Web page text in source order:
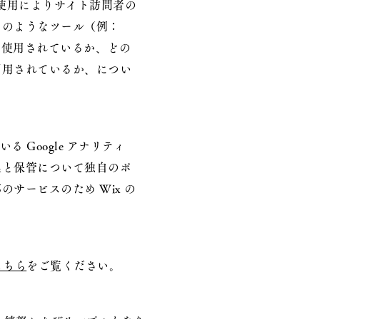
用によりサイト訪問者の
ようなツール（例：
用されているか、どの
されているか、につい
る Google アナリティ
保管について独自のポ
サービスのため Wix の
ちら をご覧ください。